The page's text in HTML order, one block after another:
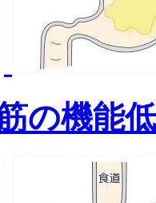
の機能